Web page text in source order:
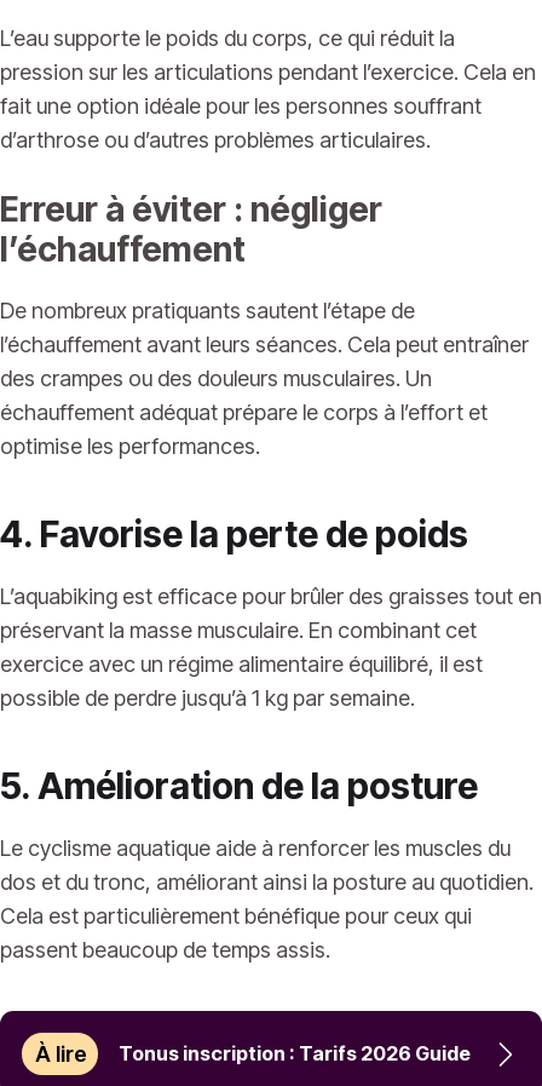
L’eau supporte le poids du corps, ce qui réduit la
pression sur les articulations pendant l’exercice. Cela en
fait une option idéale pour les personnes souffrant
d’arthrose ou d’autres problèmes articulaires.
Erreur à éviter : négliger
l’échauffement
De nombreux pratiquants sautent l’étape de
l’échauffement avant leurs séances. Cela peut entraîner
des crampes ou des douleurs musculaires. Un
échauffement adéquat prépare le corps à l’effort et
optimise les performances.
4. Favorise la perte de poids
L’aquabiking est efficace pour brûler des graisses tout en
préservant la masse musculaire. En combinant cet
exercice avec un régime alimentaire équilibré, il est
possible de perdre jusqu’à 1 kg par semaine.
5. Amélioration de la posture
Le cyclisme aquatique aide à renforcer les muscles du
dos et du tronc, améliorant ainsi la posture au quotidien.
Cela est particulièrement bénéfique pour ceux qui
passent beaucoup de temps assis.
À lire Tonus inscription : Tarifs 2026 Guide